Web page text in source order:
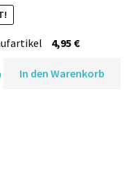
4,95 €Aktueller
ist:
In den Warenkorb